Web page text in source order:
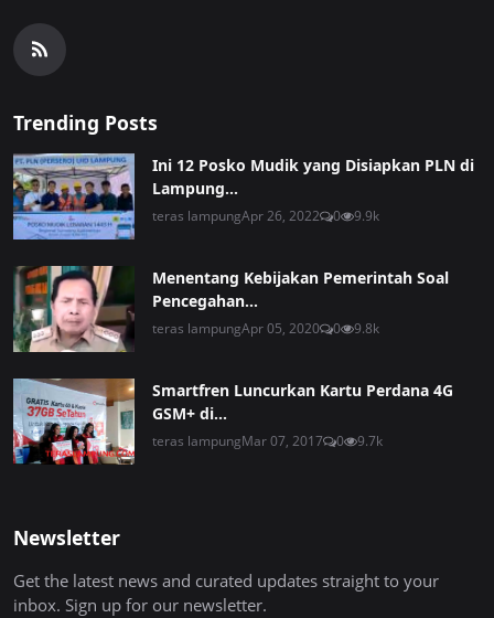
Trending Posts
Ini 12 Posko Mudik yang Disiapkan PLN di
Lampung...
teras lampungApr 26, 2022 0 9.9k
Menentang Kebijakan Pemerintah Soal
Pencegahan...
teras lampungApr 05, 2020 0 9.8k
Smartfren Luncurkan Kartu Perdana 4G
GSM+ di...
teras lampungMar 07, 2017 0 9.7k
Newsletter
Get the latest news and curated updates straight to your
inbox. Sign up for our newsletter.